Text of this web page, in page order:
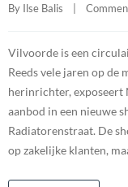
By Ilse Balis
Vilvoorde is een
Reeds vele jaren op de
herinrichter, exposeert
aanbod in een nieuwe
Radiatorenstraat. De
op zakelijke klanten,